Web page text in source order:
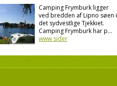
Camping Frymburk ligger
ved bredden af Lipno søen i
det sydvestlige Tjekkiet.
Camping Frymburk har p...
www sider